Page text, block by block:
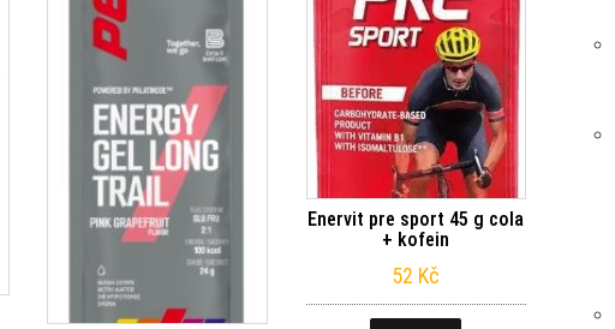
Enervit pre sport 45 g cola
+ kofein
52 Kč